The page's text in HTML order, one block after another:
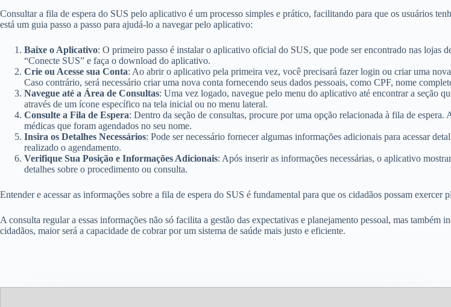
Consultar a fila de espera do SUS pelo aplicativo é um processo simples e prático, facilitando para que os usuários
está um guia passo a passo para ajudá-lo a navegar pelo aplicativo:
Baixe o Aplicativo: O primeiro passo é instalar o aplicativo oficial do SUS, que pode ser encontrado nas
“Conecte SUS” e faça o download do aplicativo.
Crie ou Acesse sua Conta: Ao abrir o aplicativo pela primeira vez, você precisará fazer login ou criar uma
Caso contrário, será necessário criar uma nova conta fornecendo seus dados pessoais, como CPF, nome
Navegue até a Área de Consultas: Uma vez logado, navegue pelo menu do aplicativo até encontrar a seção
através de um ícone específico na tela inicial ou no menu lateral.
Consulte a Fila de Espera: Dentro da seção de consultas, procure por uma opção relacionada à fila de
médicas que foram agendados no seu nome.
Insira os Detalhes Necessários: Pode ser necessário fornecer algumas informações adicionais para acessar
realizado o agendamento.
Verifique Sua Posição e Informações Adicionais: Após inserir as informações necessárias, o aplicativo
detalhes sobre o procedimento ou consulta.
Entender e acessar as informações sobre a fila de espera do SUS é fundamental para que os cidadãos possam
A consulta regular a essas informações não só facilita a gestão das expectativas e planejamento pessoal, mas
cidadãos, maior será a capacidade de cobrar por um sistema de saúde mais justo e eficiente.